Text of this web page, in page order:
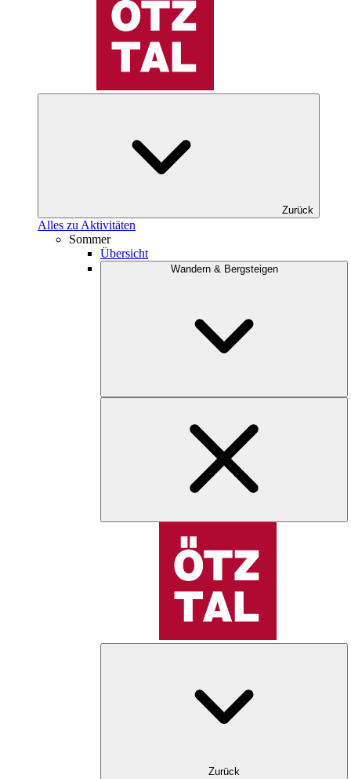
Zurück
Alles zu Aktivitäten
Sommer
Übersicht
Wandern & Bergsteigen
Zurück